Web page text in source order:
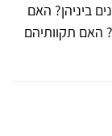
ביניהן? האם
האם תקוותיהם